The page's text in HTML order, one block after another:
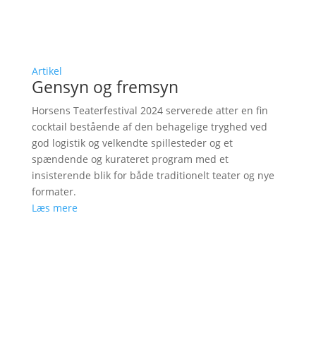
Artikel
Gensyn og fremsyn
Horsens Teaterfestival 2024 serverede atter en fin
cocktail bestående af den behagelige tryghed ved
god logistik og velkendte spillesteder og et
spændende og kurateret program med et
insisterende blik for både traditionelt teater og nye
formater.
Læs mere